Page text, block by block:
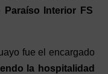
Paraíso Interior FS
fue el encargado
la hospitalidad